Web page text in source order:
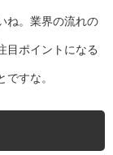
ね。業界の流れの
目ポイントになる
すな。